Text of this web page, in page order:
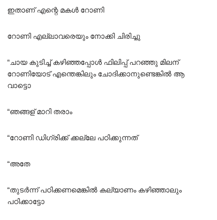
ഇതാണ് എന്റെ മകൾ റോണി
റോണി എല്ലാവരെയും നോക്കി ചിരിച്ചു
“ചായ കുടിച്ച് കഴിഞ്ഞപ്പോൾ ഫിലിപ്പ് പറഞ്ഞു മിലന്
റോണിയോട് എന്തെങ്കിലും ചോദിക്കാനുണ്ടെങ്കിൽ ആ
വാട്ടൊ
“ഞങ്ങള് മാറി തരാം
“റോണി ഡിഗ്രിക്ക് ക്കല്ലേ പഠിക്കുന്നത്
“അതേ
“തുടർന്ന് പഠിക്കണമെങ്കിൽ കല്യാണം കഴിഞ്ഞാലും
പഠിക്കാട്ടോ